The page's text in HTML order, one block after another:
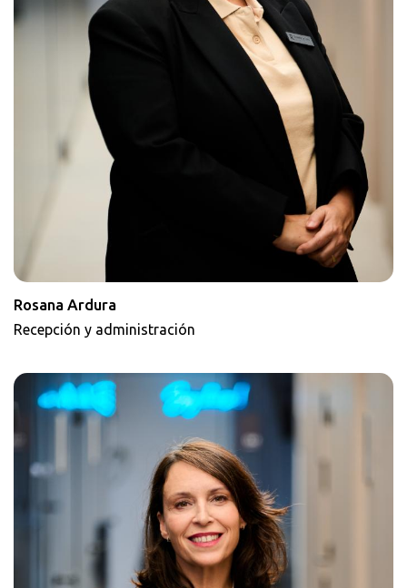
Rosana Ardura
Recepción y administración